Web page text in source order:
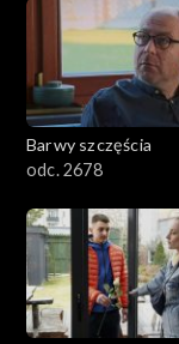
Barwy szczęścia
odc. 2678